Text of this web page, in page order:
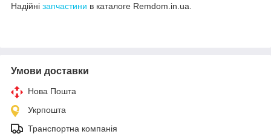
Надійні запчастини в каталоге Remdom.in.ua.
Умови доставки
Нова Пошта
Укрпошта
Транспортна компанія